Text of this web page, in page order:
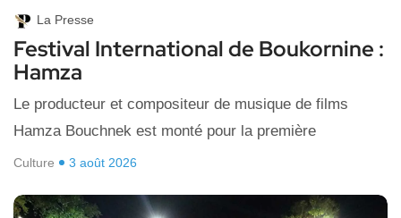
La Presse
Festival International de Boukornine :
Hamza
Le producteur et compositeur de musique de films
Hamza Bouchnek est monté pour la première
Culture 3 août 2026